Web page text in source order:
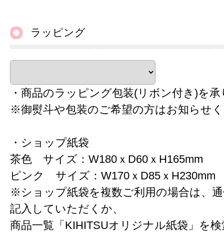
ラッピング
・商品のラッピング包装(リボン付き)を
※御熨斗や包装のご希望の方はお知らせ
・ショップ紙袋
茶色 サイズ：W180ｘD60ｘH165mm
ピンク サイズ：W170ｘD85ｘH230mm
※ショップ紙袋を複数ご利用の場合は、
記入していただくか、
商品一覧「KIHITSUオリジナル紙袋」を